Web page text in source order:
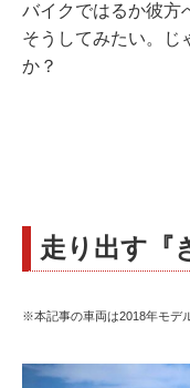
バイクではるか彼方
そうしてみたい。じ
か？
走り出す『
※本記事の車両は2018年モデ